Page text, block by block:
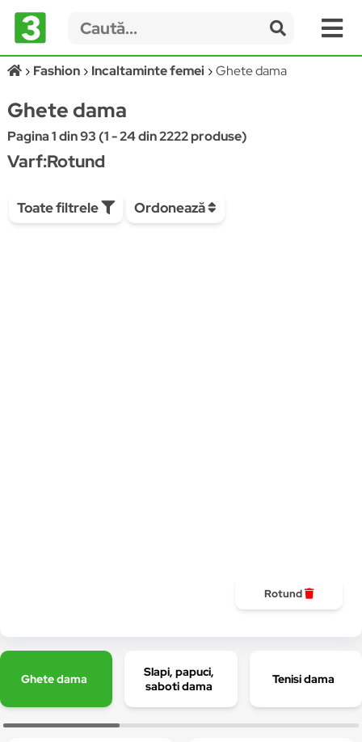
Fashion Incaltaminte femei Ghete dama
Ghete dama
Pagina 1 din 93 (1 - 24 din 2222 produse)
Varf:Rotund
Toate filtrele Ordonează
Rotund
Ghete dama
Slapi, papuci,
saboti dama
Tenisi dama